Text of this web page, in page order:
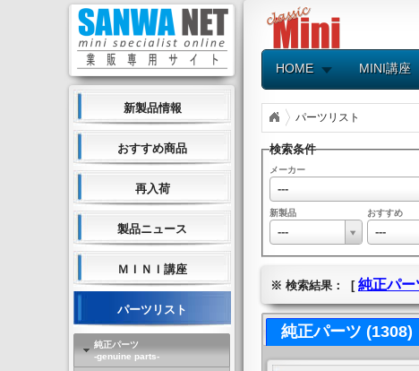
新製品情報
おすすめ商品
再入荷
製品ニュース
ＭＩＮＩ講座
パーツリスト
純正パーツ
-genuine parts-
HOME MINI講座
パーツリスト
検索条件
メーカー
---
新製品
---
おすすめ
---
※ 検索結果： [ 純正パー
純正パーツ (1308)